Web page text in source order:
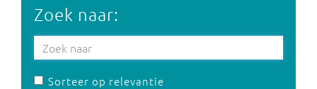
Zoek naar:
Sorteer op relevantie